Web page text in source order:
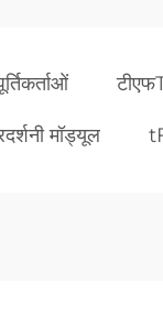
मॉड्यूल